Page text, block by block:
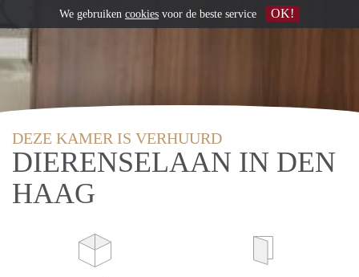
DEZE KAMER IS VERHUURD
DIERENSELAAN IN DEN
HAAG
We gebruiken cookies voor de beste service OK!